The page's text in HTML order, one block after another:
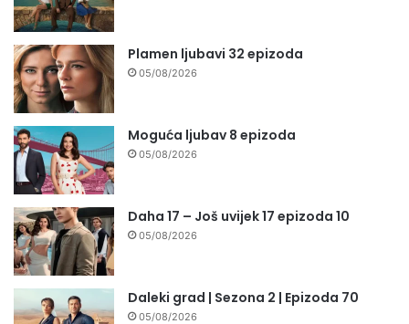
Plamen ljubavi 32 epizoda
05/08/2026
Moguća ljubav 8 epizoda
05/08/2026
Daha 17 – Još uvijek 17 epizoda 10
05/08/2026
Daleki grad | Sezona 2 | Epizoda 70
05/08/2026